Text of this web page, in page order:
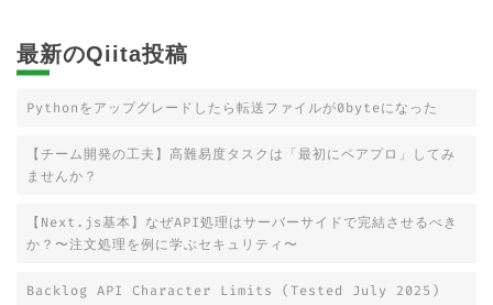
の
ペ
ー
ジ
送
最新のQiita投稿
Pythonをアップグレードしたら転送ファイルが0byteになった
【チーム開発の工夫】高難易度タスクは「最初にペアプロ」してみ
ませんか？
【Next.js基本】なぜAPI処理はサーバーサイドで完結させるべき
か？〜注文処理を例に学ぶセキュリティ〜
Backlog API Character Limits (Tested July 2025)